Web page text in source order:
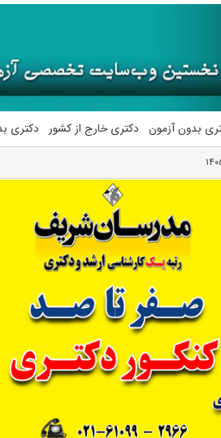
بدون آزمون دکتری خارج از کشور دکتری